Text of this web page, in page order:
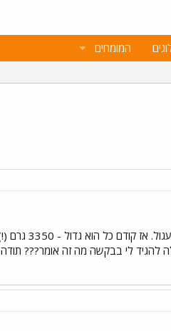
המומחים
להגיד לי בבקשה מה זה אומר??? תודה